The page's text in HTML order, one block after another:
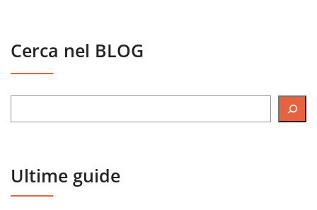
Cerca nel BLOG
Ultime guide